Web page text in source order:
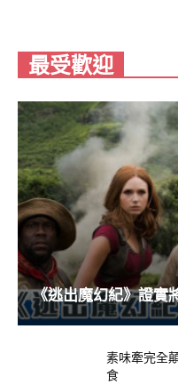
最受歡迎
《逃出魔幻紀》證實
素味牽完全
食